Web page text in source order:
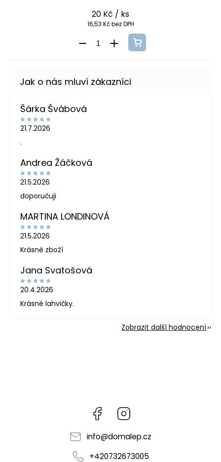
20 Kč / ks
16,53 Kč bez DPH
Šárka Švábová
21.7.2026
.
Andrea Žáčková
21.5.2026
doporučuji
MARTINA LONDINOVÁ
21.5.2026
Krásné zboží
Jana Svatošová
20.4.2026
Krásné lahvičky.
Zobrazit další hodnocení
Facebook
info@domalep.cz
+420732673005